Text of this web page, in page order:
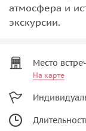
атмосфера и
экскурсии.
Место
На карте